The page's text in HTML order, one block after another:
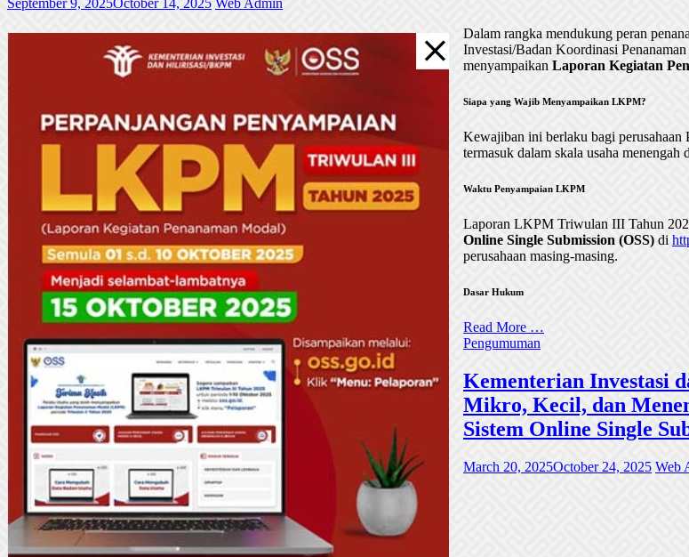
September 9, 2025October 14, 2025 Web Admin
Dalam rangka mendukung peran
Investasi/Badan Koordinasi
menyampaikan Laporan Kegiatan
Siapa yang Wajib Menyampaikan LKPM?
Kewajiban ini berlaku bagi
termasuk dalam skala usaha menengah
Waktu Penyampaian LKPM
Laporan LKPM Triwulan III Tahun
Online Single Submission (OSS) di
perusahaan masing-masing.
Dasar Hukum
Read More …
Pengumuman
Kementerian Investasi
Mikro, Kecil, dan
Sistem Online Single
March 20, 2025October 24, 2025 Web